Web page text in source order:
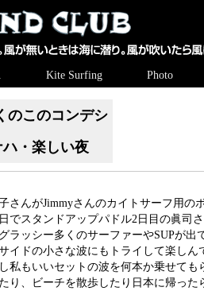
Kite Surfing Photo
のこのコンデシ
・楽しい夜
さんがJimmyさんのカイトサーフ用の
でスタンドアップパドル2日目の眞司
ラッシー多くのサーファーやSUPが
イドの小さな波にもトライして楽し
私もいいセットの波を何本か乗せて
り、ビーチを散歩したり日本に帰っ